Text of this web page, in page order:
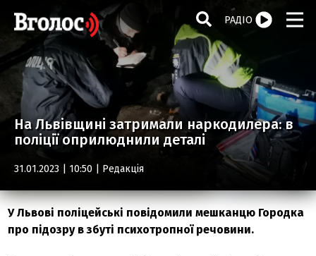
РАДІО
На Львівщині затримали наркодилера: в
поліції оприлюднили деталі
31.01.2023 | 10:50 | Редакція
У Львові поліцейські повідомили мешканцю Городка
про підозру в збуті психотропної речовини.